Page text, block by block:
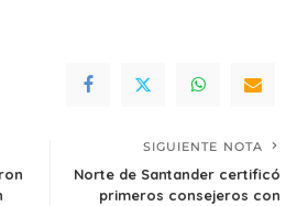
SIGUIENTE NOTA
Norte de Santander certificó
primeros consejeros con